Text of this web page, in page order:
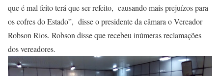
que é mal feito terá que ser refeito, causando mais prejuízos para
os cofres do Estado”, disse o presidente da câmara o Vereador
Robson Rios. Robson disse que recebeu inúmeras reclamações
dos vereadores.